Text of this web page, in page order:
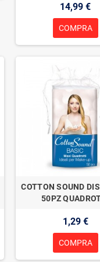
14,99 €
COMPRA
COTTON SOUND
50PZ
1,29 €
COMPRA